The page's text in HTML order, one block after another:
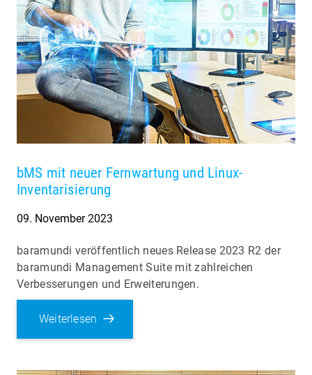
bMS mit neuer Fernwartung und Linux-
Inventarisierung
09. November 2023
baramundi veröffentlich neues Release 2023 R2 der
baramundi Management Suite mit zahlreichen
Verbesserungen und Erweiterungen.
Weiterlesen